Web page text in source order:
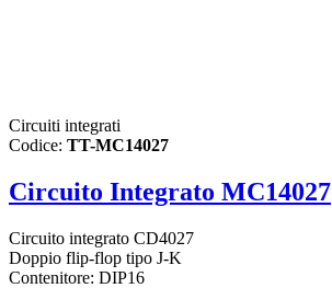
Circuiti integrati
Codice: TT-MC14027
Circuito Integrato MC14027
Circuito integrato CD4027
Doppio flip-flop tipo J-K
Contenitore: DIP16